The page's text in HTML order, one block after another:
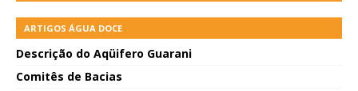
ARTIGOS ÁGUA DOCE
Descrição do Aqüifero Guarani
Comitês de Bacias